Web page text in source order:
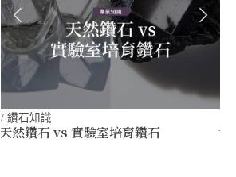
/ 鑽石知識
天然鑽石 vs 實驗室培育鑽石 世